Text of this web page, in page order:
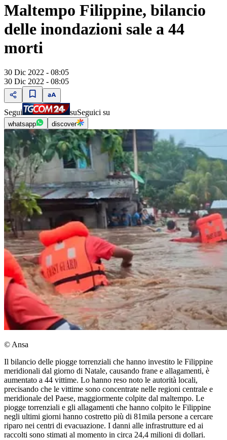
Maltempo Filippine, bilancio
delle inondazioni sale a 44
morti
30 Dic 2022 - 08:05
30 Dic 2022 - 08:05
Segui suSeguici su
whatsapp discover
© Ansa
Il bilancio delle piogge torrenziali che hanno investito le Filippine
meridionali dal giorno di Natale, causando frane e allagamenti, è
aumentato a 44 vittime. Lo hanno reso noto le autorità locali,
precisando che le vittime sono concentrate nelle regioni centrale e
meridionale del Paese, maggiormente colpite dal maltempo. Le
piogge torrenziali e gli allagamenti che hanno colpito le Filippine
negli ultimi giorni hanno costretto più di 81mila persone a cercare
riparo nei centri di evacuazione. I danni alle infrastrutture ed ai
raccolti sono stimati al momento in circa 24,4 milioni di dollari.